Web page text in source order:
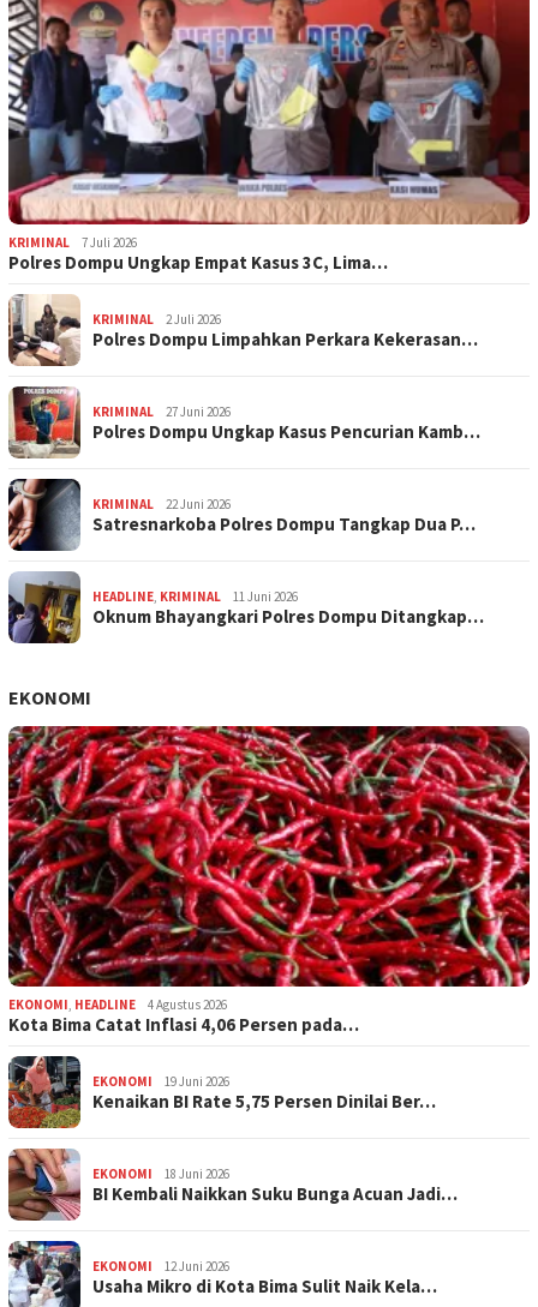
KRIMINAL 7 Juli 2026
Polres Dompu Ungkap Empat Kasus 3C, Lima…
KRIMINAL 2 Juli 2026
Polres Dompu Limpahkan Perkara Kekerasan…
KRIMINAL 27 Juni 2026
Polres Dompu Ungkap Kasus Pencurian Kamb…
KRIMINAL 22 Juni 2026
Satresnarkoba Polres Dompu Tangkap Dua P…
HEADLINE, KRIMINAL 11 Juni 2026
Oknum Bhayangkari Polres Dompu Ditangkap…
EKONOMI
EKONOMI, HEADLINE 4 Agustus 2026
Kota Bima Catat Inflasi 4,06 Persen pada…
EKONOMI 19 Juni 2026
Kenaikan BI Rate 5,75 Persen Dinilai Ber…
EKONOMI 18 Juni 2026
BI Kembali Naikkan Suku Bunga Acuan Jadi…
EKONOMI 12 Juni 2026
Usaha Mikro di Kota Bima Sulit Naik Kela…